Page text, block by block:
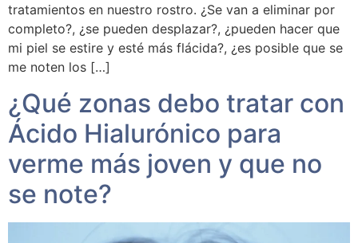
tratamientos en nuestro rostro. ¿Se van a eliminar por
completo?, ¿se pueden desplazar?, ¿pueden hacer que
mi piel se estire y esté más flácida?, ¿es posible que se
me noten los […]
¿Qué zonas debo tratar con
Ácido Hialurónico para
verme más joven y que no
se note?